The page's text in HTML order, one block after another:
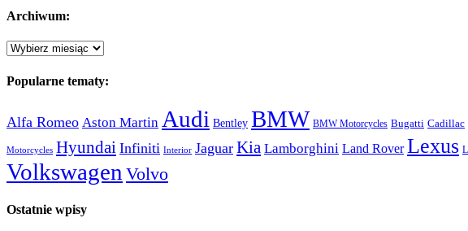
Archiwum:
Archiwum:
Popularne tematy:
Alfa Romeo Aston Martin Audi Bentley BMW BMW Motorcycles Bugatti Cadillac
Motorcycles Hyundai Infiniti Interior Jaguar Kia Lamborghini Land Rover Lexus
Volkswagen Volvo
Ostatnie wpisy